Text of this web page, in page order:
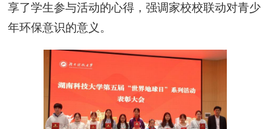
享了学生参与活动的心得，强调家校校联动对青少
年环保意识的意义。